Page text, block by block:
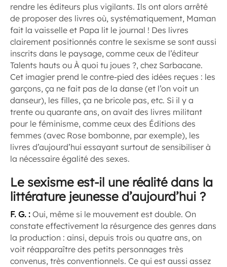
rendre les éditeurs plus vigilants. Ils ont alors arrêté
de proposer des livres où, systématiquement, Maman
fait la vaisselle et Papa lit le journal ! Des livres
clairement positionnés contre le sexisme se sont aussi
inscrits dans le paysage, comme ceux de l’éditeur
Talents hauts ou À quoi tu joues ?, chez Sarbacane.
Cet imagier prend le contre-pied des idées reçues : les
garçons, ça ne fait pas de la danse (et l’on voit un
danseur), les filles, ça ne bricole pas, etc. Si il y a
trente ou quarante ans, on avait des livres militant
pour le féminisme, comme ceux des Éditions des
femmes (avec Rose bombonne, par exemple), les
livres d’aujourd’hui essayant surtout de sensibiliser à
la nécessaire égalité des sexes.
Le sexisme est-il une réalité dans la
littérature jeunesse d’aujourd’hui ?
F. G. : Oui, même si le mouvement est double. On
constate effectivement la résurgence des genres dans
la production : ainsi, depuis trois ou quatre ans, on
voit réapparaître des petits personnages très
convenus, très conventionnels. Ce qui est aussi assez